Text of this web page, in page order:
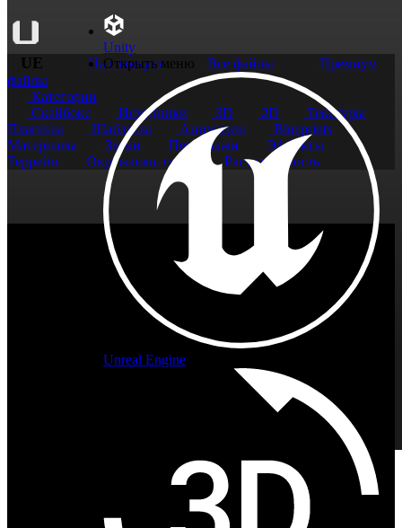
Unity
Открыть меню
Unreal Engine
UE На главную Все файлы
Премиум
файлы
Категории
Скайбокс
Исходники 3D 2D
Текстуры
Плагины
Шаблоны Анимации
Blueprints
Материалы
Звуки Персонажи
Эффекты
Террейн
Окружающ. среда Растительность